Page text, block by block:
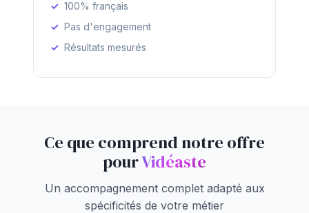
100% français
Pas d'engagement
Résultats mesurés
Ce que comprend notre offre
pourVidéaste
Un accompagnement complet adapté aux
spécificités de votre métier